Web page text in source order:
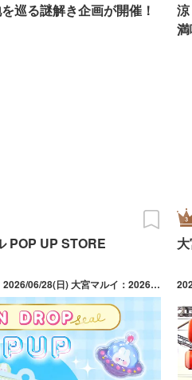
巡る謎解き企画が開催！
POP UP STORE
渋谷モディ：2026/06/19(金) ～ 2026/06/28(日) 大宮マルイ：2026/06/19(金) ～ 2026/06/28(日) 新宿マルイ アネックス：2026/08/28(金) ～ 2026/09/06(日)